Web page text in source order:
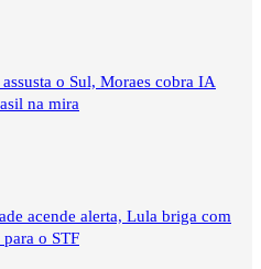
o Sul, Moraes cobra IA
na mira
acende alerta, Lula briga com
o STF